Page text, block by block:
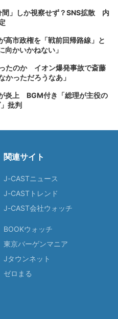
間」しか視察せず？SNS拡散 内
高市政権を「戦前回帰路線」と
かいかねない」
たのか イオン爆発事故で斎藤
かっただろうなあ」
炎上 BGM付き「総理が主役の
批判
関連サイト
J-CASTニュース
J-CASTトレンド
J-CAST会社ウォッチ
BOOKウォッチ
東京バーゲンマニア
Jタウンネット
ゼロまる